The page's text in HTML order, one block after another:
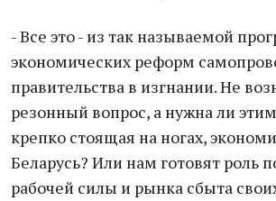
- Все это - из так называемой
экономических реформ
правительства в изгнании. Не
резонный вопрос, а нужна ли
крепко стоящая на ногах,
Беларусь? Или нам готовят роль
рабочей силы и рынка сбыта